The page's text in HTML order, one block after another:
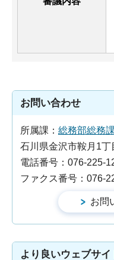
お問い合わせ
所属課： 総務部総務
石川県金沢市鞍月1丁
電話番号：076-225-
ファクス番号：076-
より良いウェブサ